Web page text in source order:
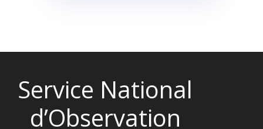
Service National
d’Observation